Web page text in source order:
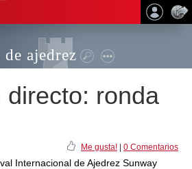
ajedrez
directo: ronda
Me gusta! 0 Comentarios
Internacional de Ajedrez Sunway